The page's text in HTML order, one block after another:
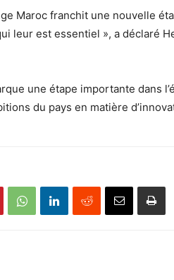
Maroc franchit une nouvelle
leur est essentiel », a déclaré
une étape importante dans
du pays en matière